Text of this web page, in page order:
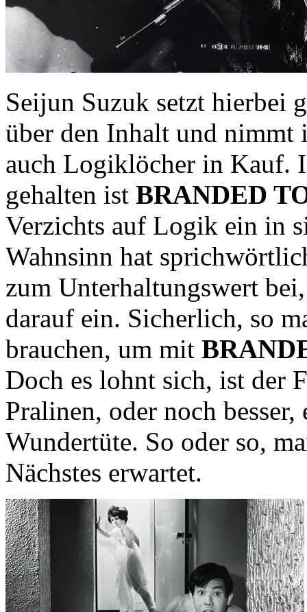
Seijun Suzuk setzt hierbei
über den Inhalt und nimmt
auch Logiklöcher in Kauf.
gehalten ist BRANDED
Verzichts auf Logik ein in
Wahnsinn hat
zum Unterhaltungswert
darauf ein. Sicherlich, so
brauchen, um mit
Doch es lohnt sich, ist der
Pralinen, oder noch
Wundertüte. So oder so,
Nächstes erwartet.